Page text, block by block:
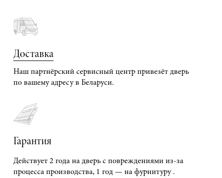
Доставка
Наш партнёрский сервисный центр привезёт дверь
по вашему адресу в Беларуси.
Гарантия
Действует 2 года на дверь с повреждениями из-за
процесса производства, 1 год — на фурнитуру .